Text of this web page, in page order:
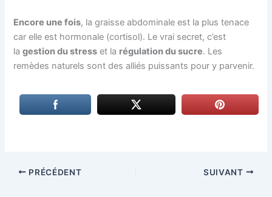
Encore une fois, la graisse abdominale est la plus tenace
car elle est hormonale (cortisol). Le vrai secret, c’est
lagestion du stress et la régulation du sucre. Les
remèdes naturels sont des alliés puissants pour y parvenir.
PRÉCÉDENT SUIVANT